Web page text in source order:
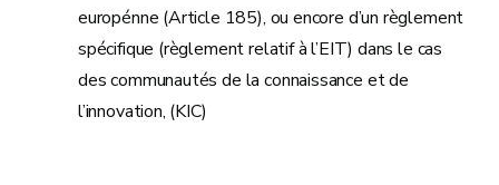
europénne (Article 185), ou encore d’un règlement
spécifique (règlement relatif à l’EIT) dans le cas
des communautés de la connaissance et de
l’innovation, (KIC)